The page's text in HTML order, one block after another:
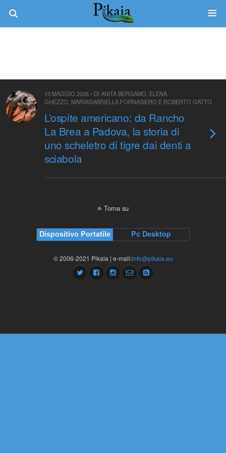
13 MAGGIO 2026 • DI ANITA BERGAMO, ELENA
GHEZZO, MARIAGABRIELLA FORNASIERO E ROBERTO GATTO
L’ospite americano: da Rancho
La Brea a Padova, la storia di
uno scheletro di tigre dai denti a
sciabola
Torna su
Dispositivo Portatile Pc Desktop
© 2006-2021 Pikaia | e-mail:info@pikaia.eu